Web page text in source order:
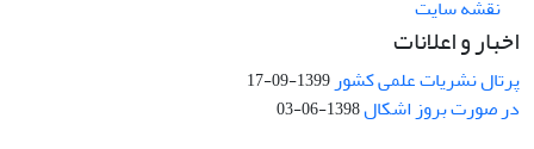
نقشه سایت
اخبار و اعلانات
پرتال نشریات علمی کشور1399-09-17
در صورت بروز اشکال1398-06-03